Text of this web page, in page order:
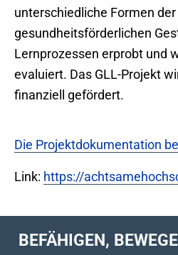
unterschiedliche Formen der
gesundheitsförderlichen
Lernprozessen erprobt und
evaluiert. Das GLL-Projekt
finanziell gefördert.
Die Projektdokumentation
Link: https://
BEFÄHIGEN,